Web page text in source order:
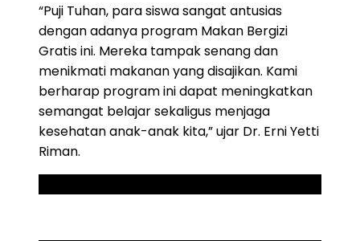
“Puji Tuhan, para siswa sangat antusias
dengan adanya program Makan Bergizi
Gratis ini. Mereka tampak senang dan
menikmati makanan yang disajikan. Kami
berharap program ini dapat meningkatkan
semangat belajar sekaligus menjaga
kesehatan anak-anak kita,” ujar Dr. Erni Yetti
Riman.